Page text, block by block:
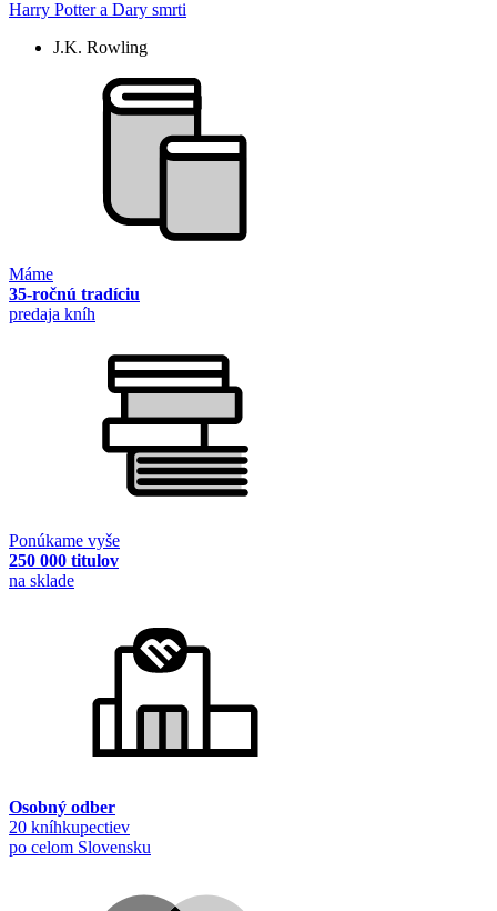
Harry Potter a Dary smrti
J.K. Rowling
Máme
35-ročnú tradíciu
predaja kníh
Ponúkame vyše
250 000 titulov
na sklade
Osobný odber
20 kníhkupectiev
po celom Slovensku